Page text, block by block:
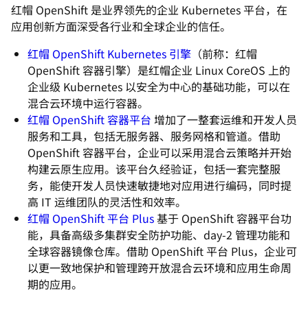
红帽 OpenShift 是业界领先的企业 Kubernetes 平台，在
应用创新方面深受各行业和全球企业的信任。
红帽 OpenShift Kubernetes 引擎 （前称：红帽
OpenShift 容器引擎）是红帽企业 Linux CoreOS 上的
企业级 Kubernetes 以安全为中心的基础功能，可以在
混合云环境中运行容器。
红帽 OpenShift 容器平台 增加了一整套运维和开发人员
服务和工具，包括无服务器、服务网格和管道。借助
OpenShift 容器平台，企业可以采用混合云策略并开始
构建云原生应用。该平台久经验证，包括一套完整服
务，能使开发人员快速敏捷地对应用进行编码，同时提
高 IT 运维团队的灵活性和效率。
红帽 OpenShift 平台 Plus基于 OpenShift 容器平台功
能，具备高级多集群安全防护功能、day-2 管理功能和
全球容器镜像仓库。借助 OpenShift 平台 Plus，企业可
以更一致地保护和管理跨开放混合云环境和应用生命周
期的应用。